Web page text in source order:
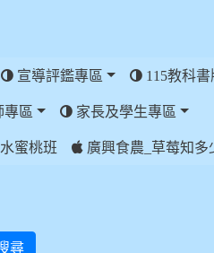
宣導評鑑專區 115教科書
區 家長及學生專區
蜜桃班 廣興食農_草莓知多
尋